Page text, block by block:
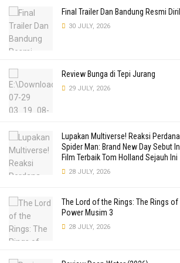
Final Trailer Dan Bandung Resmi
30 JULY, 2026
Review Bunga di Tepi Jurang
29 JULY, 2026
Lupakan Multiverse! Reaksi Perdana
Spider Man: Brand New Day Sebut
Film Terbaik Tom Holland Sejauh Ini
28 JULY, 2026
The Lord of the Rings: The Rings of
Power Musim 3
28 JULY, 2026